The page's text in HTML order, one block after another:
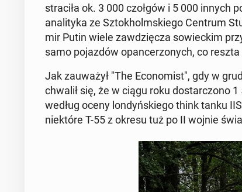
stra­ci­ła ok. 3 000 czołgów i 5 000 innych
ana­li­ty­ka ze Sztok­holm­skie­go Centrum
mir Putin wiele za­wdzię­cza so­wiec­kim
samo po­jaz­dów opan­ce­rzo­nych, co
Jak za­uwa­żył "The Eco­no­mist", gdy w
chwalił się, że w ciągu roku do­star­czo­no
według oceny lon­dyń­skie­go think tanku
nie­któ­re T-55 z okresu tuż po II wojnie